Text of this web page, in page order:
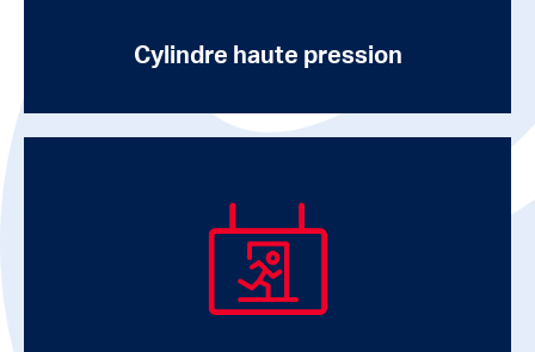
Cylindre haute pression